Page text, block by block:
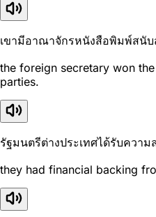
เขามีอาณาจักรหนังสือพิมพ์สนับ
the foreign secretary won
parties.
รัฐมนตรีต่างประเทศได้รับควา
they had financial backing